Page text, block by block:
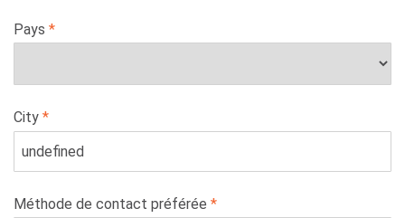
Pays
City
Méthode de contact préférée